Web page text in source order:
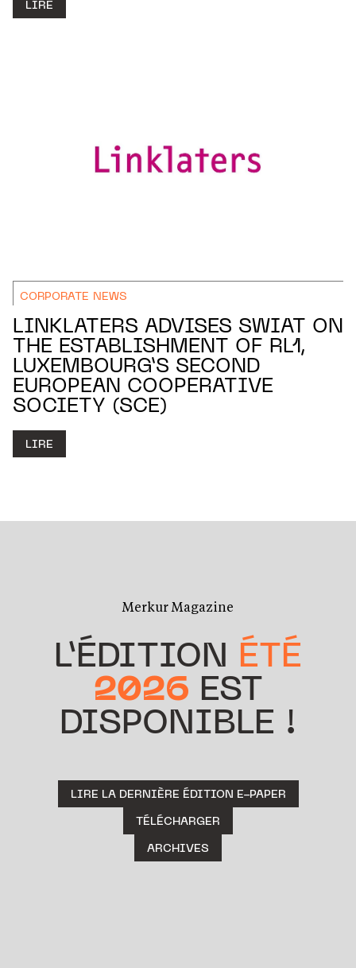
LIRE
CORPORATE NEWS
LINKLATERS ADVISES SWIAT ON
THE ESTABLISHMENT OF RL1,
LUXEMBOURG’S SECOND
EUROPEAN COOPERATIVE
SOCIETY (SCE)
LIRE
Merkur Magazine
L’ÉDITION ÉTÉ
2026 EST
DISPONIBLE !
LIRE LA DERNIÈRE ÉDITION E-PAPER
TÉLÉCHARGER
ARCHIVES